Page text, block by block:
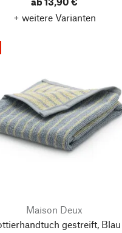
+ weitere Varianten
Maison Deux
gestreift, Blau